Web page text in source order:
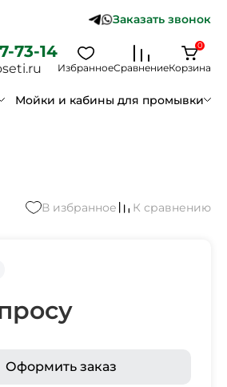
Заказать звонок
73-14
ИзбранноеСравнениеКорзина
0
Мойки и кабины для промывки
В избранное К сравнению
Оформить заказ